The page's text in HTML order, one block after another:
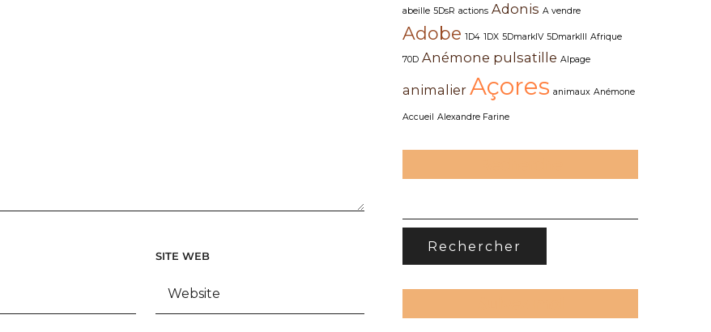
SITE WEB
abeille 5DsR actions Adonis A vendre
Adobe 1D4 1DX 5DmarkIV 5DmarkIII Afrique
70D Anémone pulsatille Alpage
animalier Açores animaux Anémone
Accueil Alexandre Farine